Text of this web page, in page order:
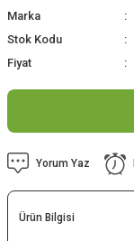
Marka
Stok Kodu
Fiyat
Yorum Yaz
Ürün Bilgisi